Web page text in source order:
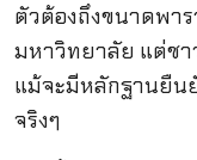
ตัวต้องถึงขนาดพา
มหาวิทยาลัย แต่ชา
แม้จะมีหลักฐานยืน
จริงๆ